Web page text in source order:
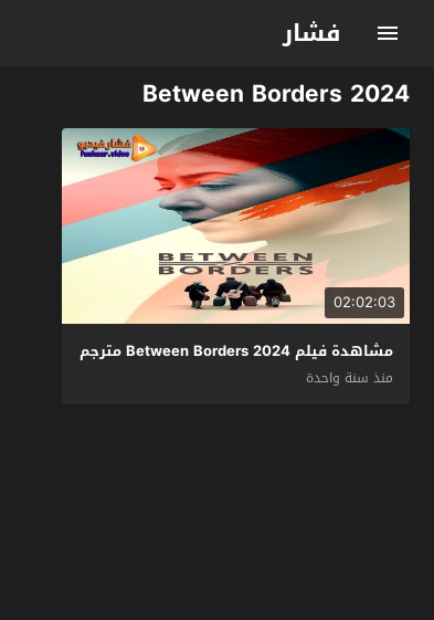
فشار
Between Borders 2024
02:02:03
مشاهدة فيلم Between Borders 2024 مترجم
منذ سنة واحدة